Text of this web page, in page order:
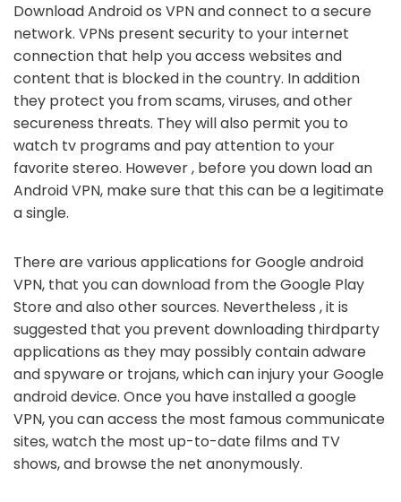
Download Android os VPN and connect to a secure
network. VPNs present security to your internet
connection that help you access websites and
content that is blocked in the country. In addition
they protect you from scams, viruses, and other
secureness threats. They will also permit you to
watch tv programs and pay attention to your
favorite stereo. However , before you down load an
Android VPN, make sure that this can be a legitimate
a single.
There are various applications for Google android
VPN, that you can download from the Google Play
Store and also other sources. Nevertheless , it is
suggested that you prevent downloading thirdparty
applications as they may possibly contain adware
and spyware or trojans, which can injury your Google
android device. Once you have installed a google
VPN, you can access the most famous communicate
sites, watch the most up-to-date films and TV
shows, and browse the net anonymously.